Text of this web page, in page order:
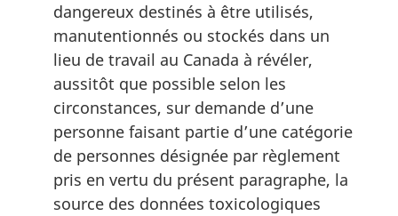
dangereux destinés à être utilisés,
manutentionnés ou stockés dans un
lieu de travail au Canada à révéler,
aussitôt que possible selon les
circonstances, sur demande d’une
personne faisant partie d’une catégorie
de personnes désignée par règlement
pris en vertu du présent paragraphe, la
source des données toxicologiques